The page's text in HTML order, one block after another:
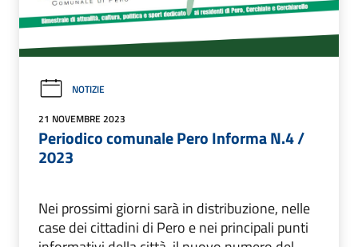
NOTIZIE
21 NOVEMBRE 2023
Periodico comunale Pero Informa N.4 /
2023
Nei prossimi giorni sarà in distribuzione, nelle
case dei cittadini di Pero e nei principali punti